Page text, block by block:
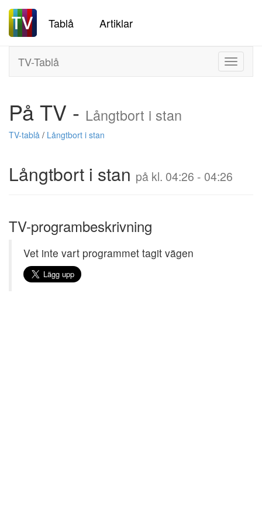
Tablå Artiklar
Toggle
TV-Tablå
På TV - Långtbort i stan
TV-tablå / Långtbort i stan
Långtbort i stan på kl. 04:26 - 04:26
TV-programbeskrivning
Vet inte vart programmet tagit vägen